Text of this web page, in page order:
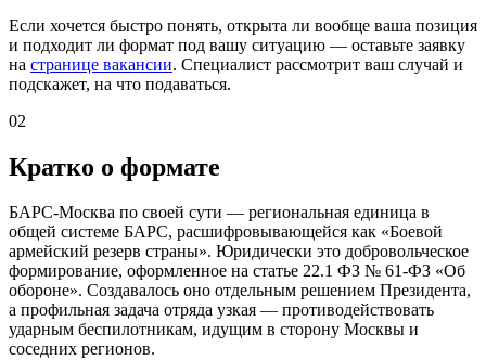
Если хочется быстро понять, открыта ли вообще ваша позиция
и подходит ли формат под вашу ситуацию — оставьте заявку
на странице вакансии. Специалист рассмотрит ваш случай и
подскажет, на что подаваться.
02
Кратко о формате
БАРС-Москва по своей сути — региональная единица в
общей системе БАРС, расшифровывающейся как «Боевой
армейский резерв страны». Юридически это добровольческое
формирование, оформленное на статье 22.1 ФЗ № 61-ФЗ «Об
обороне». Создавалось оно отдельным решением Президента,
а профильная задача отряда узкая — противодействовать
ударным беспилотникам, идущим в сторону Москвы и
соседних регионов.